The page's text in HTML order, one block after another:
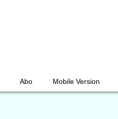
Abo Mobile Version